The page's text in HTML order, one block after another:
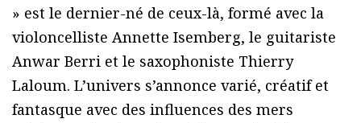
» est le dernier-né de ceux-là, formé avec la
violoncelliste Annette Isemberg, le guitariste
Anwar Berri et le saxophoniste Thierry
Laloum. L’univers s’annonce varié, créatif et
fantasque avec des influences des mers